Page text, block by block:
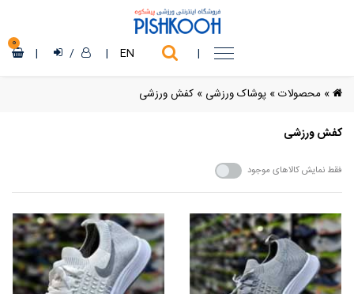
|
EN
|
/
|
0
» محصولات» پوشاک ورزشی » کفش ورزشی
کفش ورزشی
فقط نمایش کالاهای موجود